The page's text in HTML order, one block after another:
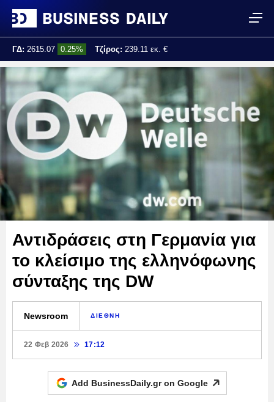
ΓΔ: 2615.07 0.25% Τζίρος: 239.11 εκ. €
Τελ. ενημέρωση:
Αντιδράσεις στη Γερμανία για
το κλείσιμο της ελληνόφωνης
σύνταξης της DW
Newsroom ΔΙΕΘΝΗ
22 Φεβ 2026 17:12
Add BusinessDaily.gr on Google